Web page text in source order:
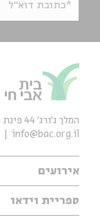
*כתובת דוא"ל
אירועים
עיון
אנגלית
ספריית וידאו
ילדים
המלך ג'ורג' 44 פינת רחוב קק״ל, ירושלים
info@bac.org.il